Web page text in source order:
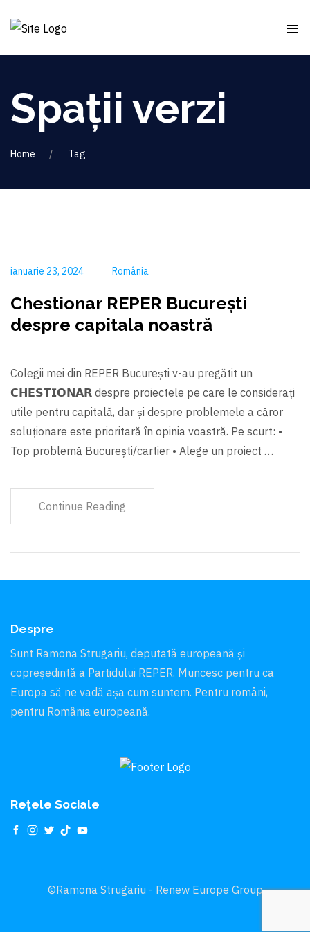
Spații verzi
Home Tag
ianuarie 23, 2024 România
Chestionar REPER București
despre capitala noastră
Colegii mei din REPER București v-au pregătit un
𝗖𝗛𝗘𝗦𝗧𝗜𝗢𝗡𝗔𝗥 despre proiectele pe care le considerați
utile pentru capitală, dar și despre problemele a căror
soluționare este prioritară în opinia voastră. Pe scurt: •⁠
⁠Top problemă București/cartier •⁠ ⁠Alege un proiect …
Continue Reading
Despre
Sunt Ramona Strugariu, deputată europeană și
copreședintă a Partidului REPER. Muncesc pentru ca
Europa să ne vadă aşa cum suntem. Pentru români,
pentru România europeană.
Rețele Sociale
©Ramona Strugariu - Renew Europe Group